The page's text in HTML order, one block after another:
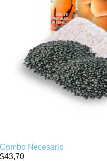
Combo Necesario
$43,70